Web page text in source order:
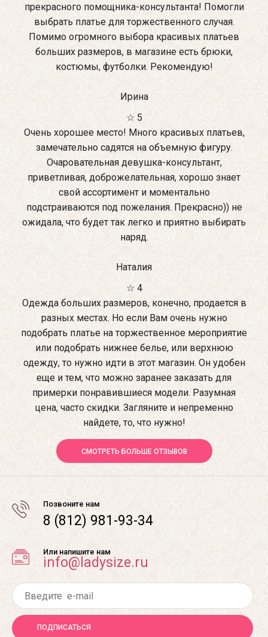
прекрасного помощника-консультанта! Помогли
выбрать платье для торжественного случая.
Помимо огромного выбора красивых платьев
больших размеров, в магазине есть брюки,
костюмы, футболки. Рекомендую!
Ирина
☆ 5
Очень хорошее место! Много красивых платьев,
замечательно садятся на объемную фигуру.
Очаровательная девушка-консультант,
приветливая, доброжелательная, хорошо знает
свой ассортимент и моментально
подстраиваются под пожелания. Прекрасно)) не
ожидала, что будет так легко и приятно выбирать
наряд.
Наталия
☆ 4
Одежда больших размеров, конечно, продается в
разных местах. Но если Вам очень нужно
подобрать платье на торжественное мероприятие
или подобрать нижнее белье, или верхнюю
одежду, то нужно идти в этот магазин. Он удобен
еще и тем, что можно заранее заказать для
примерки понравившиеся модели. Разумная
цена, часто скидки. Загляните и непременно
найдете, то, что нужно!
СМОТРЕТЬ БОЛЬШЕ ОТЗЫВОВ
Позвоните нам
8 (812) 981-93-34
Или напишите нам
info@ladysize.ru
ПОДПИСАТЬСЯ